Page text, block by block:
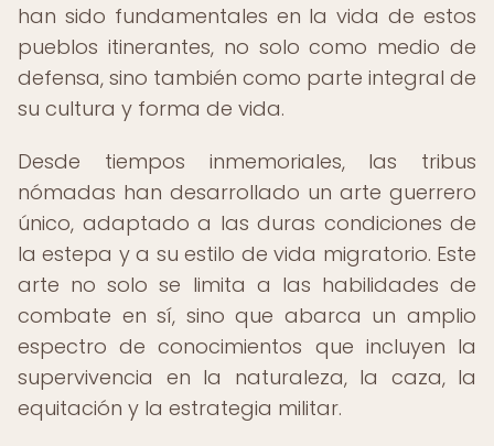
han sido fundamentales en la vida de estos
pueblos itinerantes, no solo como medio de
defensa, sino también como parte integral de
su cultura y forma de vida.
Desde tiempos inmemoriales, las tribus
nómadas han desarrollado un arte guerrero
único, adaptado a las duras condiciones de
la estepa y a su estilo de vida migratorio. Este
arte no solo se limita a las habilidades de
combate en sí, sino que abarca un amplio
espectro de conocimientos que incluyen la
supervivencia en la naturaleza, la caza, la
equitación y la estrategia militar.